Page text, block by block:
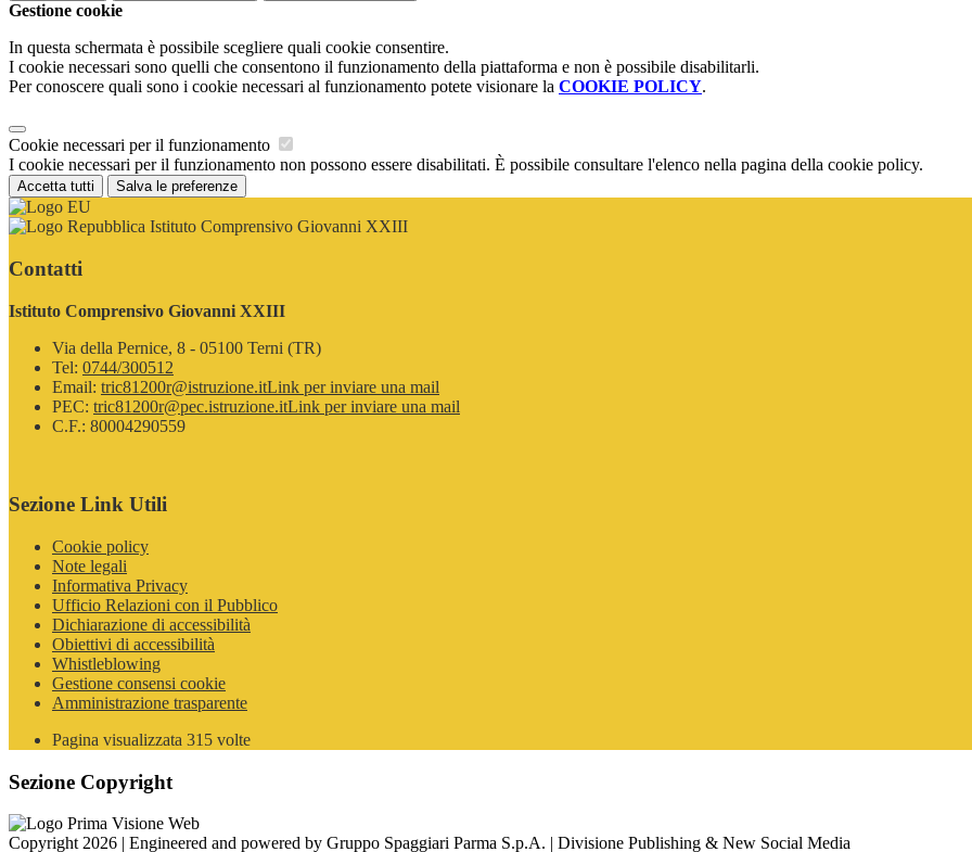
Gestione cookie
In questa schermata è possibile scegliere quali cookie consentire.
I cookie necessari sono quelli che consentono il funzionamento della piattaforma e non è possibile disabilitarli.
Per conoscere quali sono i cookie necessari al funzionamento potete visionare la COOKIE POLICY.
Cookie necessari per il funzionamento
I cookie necessari per il funzionamento non possono essere disabilitati. È possibile consultare l'elenco nella pagina della cookie policy.
Accetta tutti Salva le preferenze
Istituto Comprensivo Giovanni XXIII
Contatti
Istituto Comprensivo Giovanni XXIII
Via della Pernice, 8 - 05100 Terni (TR)
Tel: 0744/300512
Email: tric81200r@istruzione.itLink per inviare una mail
PEC: tric81200r@pec.istruzione.itLink per inviare una mail
C.F.: 80004290559
Sezione Link Utili
Cookie policy
Note legali
Informativa Privacy
Ufficio Relazioni con il Pubblico
Dichiarazione di accessibilità
Obiettivi di accessibilità
Whistleblowing
Gestione consensi cookie
Amministrazione trasparente
Pagina visualizzata 315 volte
Sezione Copyright
Copyright 2026 | Engineered and powered by Gruppo Spaggiari Parma S.p.A. | Divisione Publishing & New Social Media